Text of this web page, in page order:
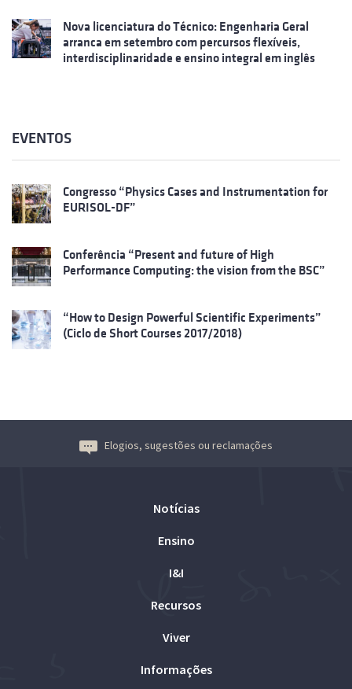
Nova licenciatura do Técnico: Engenharia Geral
arranca em setembro com percursos flexíveis,
interdisciplinaridade e ensino integral em inglês
EVENTOS
Congresso “Physics Cases and Instrumentation for
EURISOL-DF”
Conferência “Present and future of High
Performance Computing: the vision from the BSC”
“How to Design Powerful Scientific Experiments”
(Ciclo de Short Courses 2017/2018)
Elogios, sugestões ou reclamações
Notícias
Ensino
I&I
Recursos
Viver
Informações